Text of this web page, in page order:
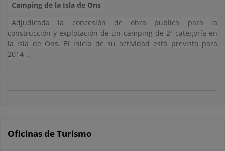
Camping de la Isla de Ons
Adjudicada la concesión de obra pública para la
construcción y explotación de un camping de 2ª categoría en
la isla de Ons. El inicio de su actividad está previsto para
2014 .
Oficinas de Turismo